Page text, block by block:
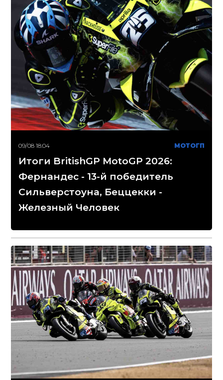
09/08 18:04 МОТОГП
Итоги BritishGP MotoGP 2026:
Фернандес - 13-й победитель
Сильверстоуна, Беццекки -
Железный Человек